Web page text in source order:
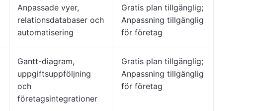
Anpassade vyer,
relationsdatabaser och
automatisering
Gratis plan tillgänglig;
Anpassning tillgänglig
för företag
Gantt-diagram,
uppgiftsuppföljning
och
företagsintegrationer
Gratis plan tillgänglig;
Anpassning tillgänglig
för företag